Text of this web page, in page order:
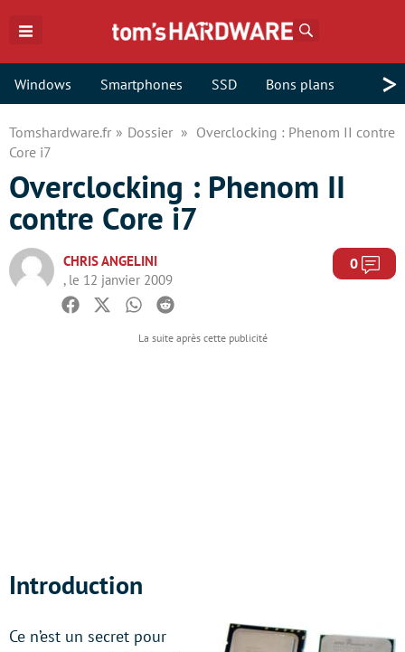
Windows Smartphones SSD Bons plans >
Tomshardware.fr Dossier
Overclocking : Phenom II contre
Core i7
Overclocking : Phenom II
contre Core i7
CHRIS ANGELINI
, le 12 janvier 2009
0
Facebook
TwitterWhatsapp
Reddit
Introduction
Ce n’est un secret pour